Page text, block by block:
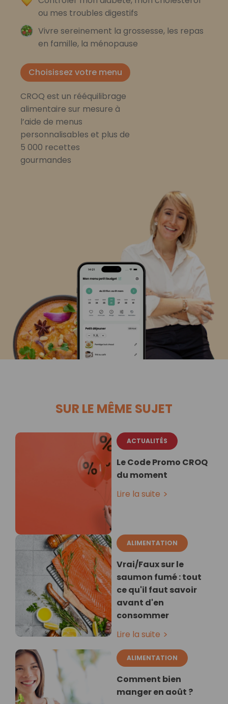
ou mes troubles digestifs
Vivre sereinement la grossesse, les repas
en famille, la ménopause
Choisissez votre menu
CROQ est un rééquilibrage
alimentaire sur mesure à
l’aide de menus
personnalisables et plus de
5 000 recettes
gourmandes
SUR LE MÊME SUJET
ACTUALITÉS
Le Code Promo CROQ
du moment
Lire la suite
ALIMENTATION
Vrai/Faux sur le
saumon fumé : tout
ce qu'il faut savoir
avant d'en
consommer
Lire la suite
ALIMENTATION
Comment bien
manger en août ?